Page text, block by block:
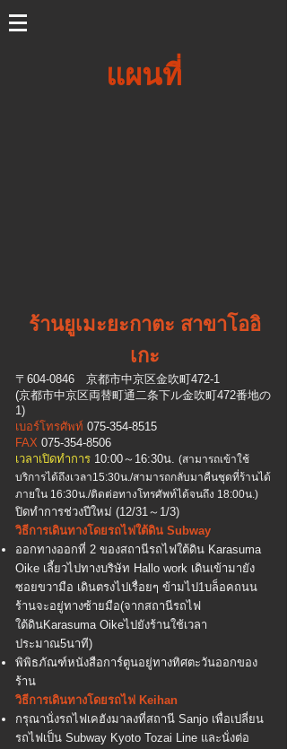
แผนที่
ร้านยูเมะยะกาตะ สาขาโออิ
เกะ
〒604-0846 京都市中京区金吹町472-1
(京都市中京区両替町通二条下ル金吹町472番地の
1)
เบอร์โทรศัพท์ 075-354-8515
FAX 075-354-8506
เวลาเปิดทำการ 10:00～16:30น. (สามารถเข้าใช้
บริการได้ถึงเวลา15:30น./สามารถกลับมาคืนชุดที่ร้านได้
ภายใน 16:30น./ติดต่อทางโทรศัพท์ได้จนถึง 18:00น.)
ปิดทำการช่วงปีใหม่ (12/31～1/3)​
วิธีการเดินทางโดยรถไฟใต้ดิน Subway
ออกทางออกที่ 2 ของสถานีรถไฟใต้ดิน Karasuma
Oike เลี้ยวไปทางบริษัท Hallo work เดินเข้ามายัง
ซอยขวามือ เดินตรงไปเรื่อยๆ ข้ามไป1บล็อคถนน
ร้านจะอยู่ทางซ้ายมือ(จากสถานีรถไฟ
ใต้ดินKarasuma Oikeไปยังร้านใช้เวลา
ประมาณ5นาที)
พิพิธภัณฑ์หนังสือการ์ตูนอยู่ทางทิศตะวันออกของ
ร้าน
วิธีการเดินทางโดยรถไฟ Keihan
กรุณานั่งรถไฟเคฮังมาลงที่สถานี Sanjo เพื่อเปลี่ยน
รถไฟเป็น Subway Kyoto Tozai Line และนั่งต่อ